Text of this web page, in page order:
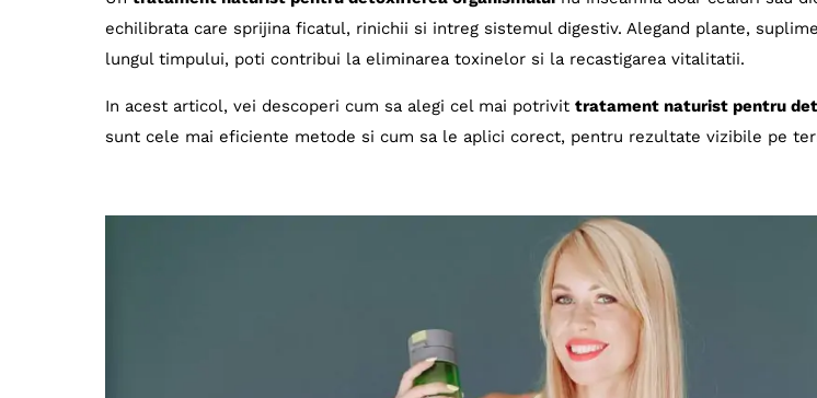
echilibrata care sprijina ficatul, rinichii si intreg sistemul digestiv. Alegand plante,
lungul timpului, poti contribui la eliminarea toxinelor si la recastigarea vitalitatii.
In acest articol, vei descoperi cum sa alegi cel mai potrivit tratament naturist pentru
sunt cele mai eficiente metode si cum sa le aplici corect, pentru rezultate vizibile pe